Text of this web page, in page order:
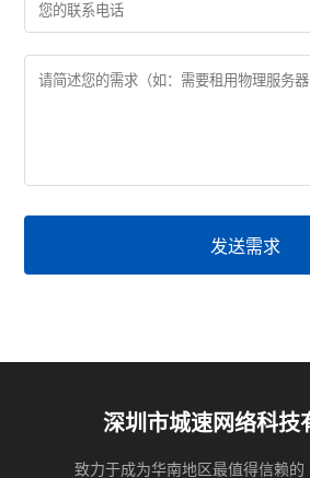
发送需求
深圳市城速网络科技
致力于成为华南地区最值得信赖的